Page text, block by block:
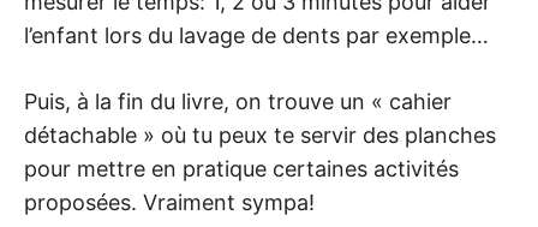
l’enfant lors du lavage de dents par exemple…
Puis, à la fin du livre, on trouve un « cahier
détachable » où tu peux te servir des planches
pour mettre en pratique certaines activités
proposées. Vraiment sympa!